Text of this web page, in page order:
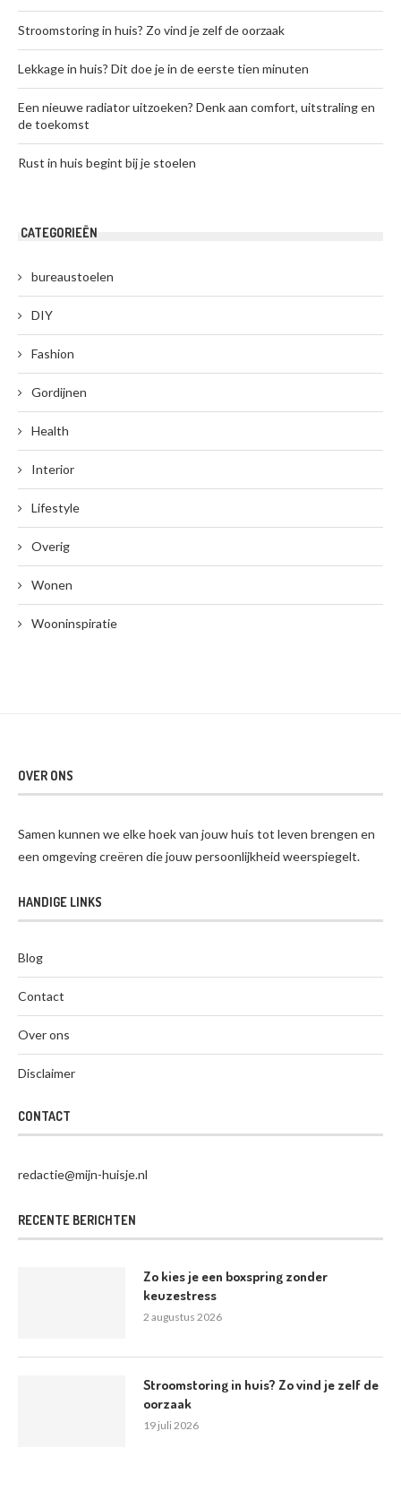
Stroomstoring in huis? Zo vind je zelf de oorzaak
Lekkage in huis? Dit doe je in de eerste tien minuten
Een nieuwe radiator uitzoeken? Denk aan comfort, uitstraling en
de toekomst
Rust in huis begint bij je stoelen
CATEGORIEËN
bureaustoelen
DIY
Fashion
Gordijnen
Health
Interior
Lifestyle
Overig
Wonen
Wooninspiratie
OVER ONS
Samen kunnen we elke hoek van jouw huis tot leven brengen en
een omgeving creëren die jouw persoonlijkheid weerspiegelt.
HANDIGE LINKS
Blog
Contact
Over ons
Disclaimer
CONTACT
redactie@mijn-huisje.nl
RECENTE BERICHTEN
Zo kies je een boxspring zonder
keuzestress
2 augustus 2026
Stroomstoring in huis? Zo vind je zelf de
oorzaak
19 juli 2026